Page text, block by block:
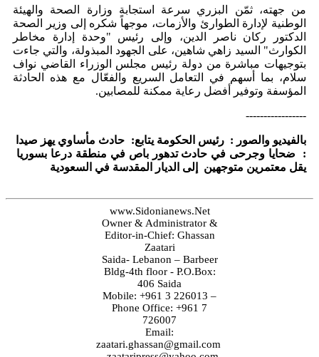
من جهته، ثمّن البزري سرعة استجابة وزارة الصحة والهيئة
الوطنية لإدارة الطوارئ والأزمات، موجهاً شكره إلى وزير الصحة
الدكتور ركان ناصر الدين، وإلى رئيس "وحدة إدارة مخاطر
الكوارث" السيد زاهي شاهين، على الجهود المبذولة، والتي جاءت
بتوجيهات مباشرة من دولة رئيس مجلس الوزراء القاضي نواف
سلام، بما أسهم في التعامل السريع والفعّال مع هذه الحادثة
المؤسفة وتوفير أفضل رعاية ممكنة للمصابين.
-----------------
بالفيديو والصور : رئيس الحكومة يتابع: حادث مأساوي يهز صيدا
: ضحايا وجرحى في حادث تدهور باص في منطقة درعا بسوريا
يقل معتمرين متوجهين إلى الديار المقدسة في السعودية
www.Sidonianews.Net
Owner & Administrator &
Editor-in-Chief: Ghassan
Zaatari
Saida- Lebanon – Barbeer
Bldg-4th floor - P.O.Box:
406 Saida
Mobile: +961 3 226013 –
Phone Office: +961 7
726007
Email:
zaatari.ghassan@gmail.com